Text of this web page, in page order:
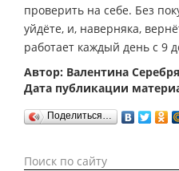
проверить на себе. Без
уйдёте, и, наверняка,
работает каждый день с 9
Автор: Валентина
Дата публикации
Поделиться…